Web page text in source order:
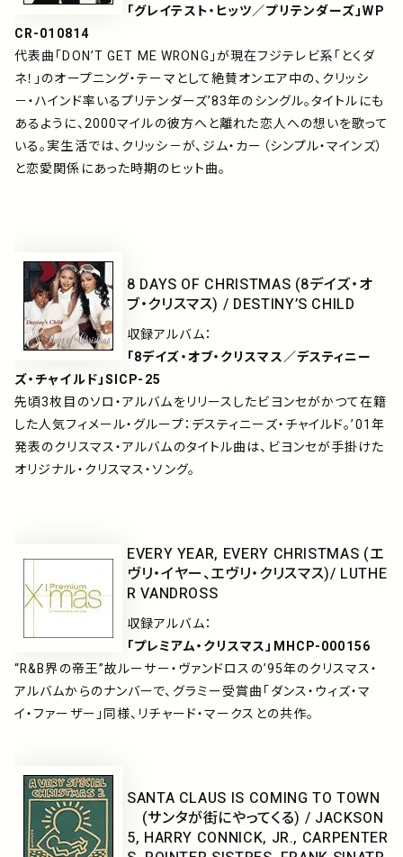
「グレイテスト・ヒッツ／プリテンダーズ」WP
CR-010814
代表曲「DON’T GET ME WRONG」が現在フジテレビ系「とくダ
ネ！」のオープニング・テーマとして絶賛オンエア中の、クリッシ
－・ハインド率いるプリテンダーズ’83年のシングル。タイトルにも
あるように、2000マイルの彼方へと離れた恋人への想いを歌って
いる。実生活では、クリッシ－が、ジム・カー（シンプル・マインズ）
と恋愛関係にあった時期のヒット曲。
8 DAYS OF CHRISTMAS (8デイズ・オ
ブ・クリスマス) / DESTINY’S CHILD
収録アルバム：
「8デイズ・オブ・クリスマス／デスティニー
ズ・チャイルド」SICP-25
先頃3枚目のソロ・アルバムをリリースしたビヨンセがかつて在籍
した人気フィメール・グループ：デスティニーズ・チャイルド。’01年
発表のクリスマス・アルバムのタイトル曲は、ビヨンセが手掛けた
オリジナル・クリスマス・ソング。
EVERY YEAR, EVERY CHRISTMAS (エ
ヴリ・イヤー、エヴリ・クリスマス)/ LUTHE
R VANDROSS
収録アルバム：
「プレミアム・クリスマス」MHCP-000156
“R&B界の帝王”故ルーサー・ヴァンドロスの’95年のクリスマス・
アルバムからのナンバーで、グラミー受賞曲「ダンス・ウィズ・マ
イ・ファーザー」同様、リチャード・マークスとの共作。
SANTA CLAUS IS COMING TO TOWN
(サンタが街にやってくる) / JACKSON
5, HARRY CONNICK, JR., CARPENTER